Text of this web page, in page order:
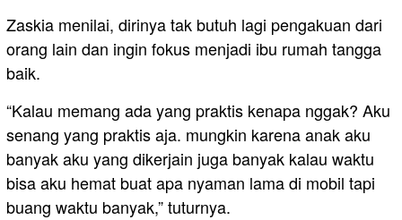
Zaskia menilai, dirinya tak butuh lagi pengakuan dari
orang lain dan ingin fokus menjadi ibu rumah tangga
baik.
“Kalau memang ada yang praktis kenapa nggak? Aku
senang yang praktis aja. mungkin karena anak aku
banyak aku yang dikerjain juga banyak kalau waktu
bisa aku hemat buat apa nyaman lama di mobil tapi
buang waktu banyak,” tuturnya.